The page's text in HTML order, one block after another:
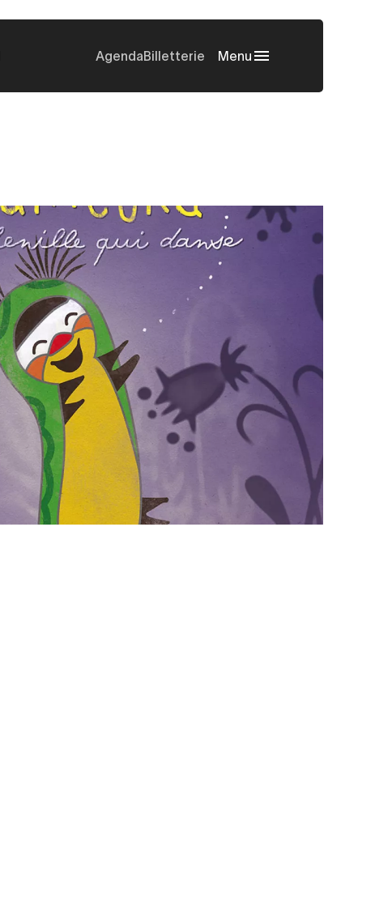
AgendaBilletterie Menu